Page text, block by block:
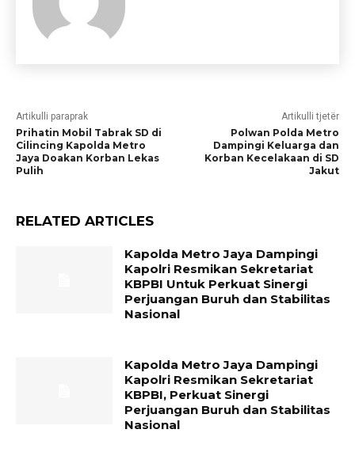
Artikulli paraprak
Prihatin Mobil Tabrak SD di
Cilincing Kapolda Metro
Jaya Doakan Korban Lekas
Pulih
Artikulli tjetër
Polwan Polda Metro
Dampingi Keluarga dan
Korban Kecelakaan di SD
Jakut
RELATED ARTICLES
Kapolda Metro Jaya Dampingi
Kapolri Resmikan Sekretariat
KBPBI Untuk Perkuat Sinergi
Perjuangan Buruh dan Stabilitas
Nasional
Kapolda Metro Jaya Dampingi
Kapolri Resmikan Sekretariat
KBPBI, Perkuat Sinergi
Perjuangan Buruh dan Stabilitas
Nasional